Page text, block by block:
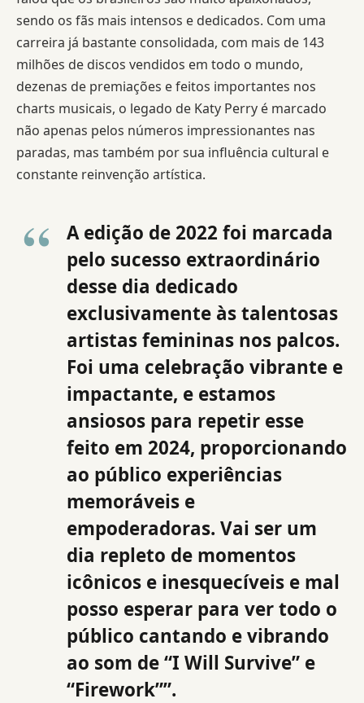
sendo os fãs mais intensos e dedicados. Com uma
carreira já bastante consolidada, com mais de 143
milhões de discos vendidos em todo o mundo,
dezenas de premiações e feitos importantes nos
charts musicais, o legado de Katy Perry é marcado
não apenas pelos números impressionantes nas
paradas, mas também por sua influência cultural e
constante reinvenção artística.
A edição de 2022 foi marcada
pelo sucesso extraordinário
desse dia dedicado
exclusivamente às talentosas
artistas femininas nos palcos.
Foi uma celebração vibrante e
impactante, e estamos
ansiosos para repetir esse
feito em 2024, proporcionando
ao público experiências
memoráveis e
empoderadoras. Vai ser um
dia repleto de momentos
icônicos e inesquecíveis e mal
posso esperar para ver todo o
público cantando e vibrando
ao som de “I Will Survive” e
“Firework””.